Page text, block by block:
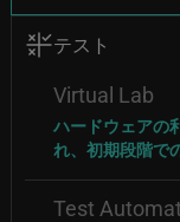
Imageテスト
Virtual Lab
ハードウェアの
れ、初期段階で
Test